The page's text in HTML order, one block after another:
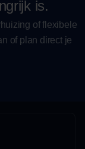
is.
of flexibele
of plan direct je